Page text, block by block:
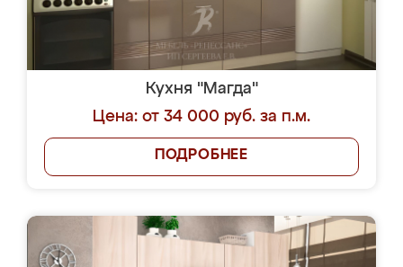
Кухня "Магда"
Цена: от 34 000 руб. за п.м.
ПОДРОБНЕЕ